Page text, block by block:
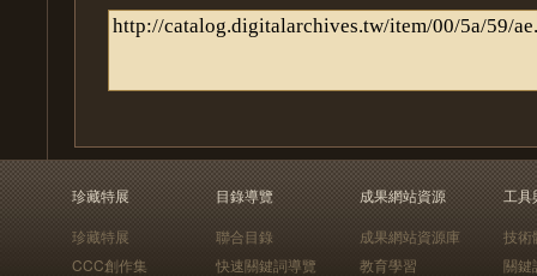
珍藏特展
珍藏特展
CCC創作集
目錄導覽
聯合目錄
快速關鍵詞導覽
成果網站資源
成果網站資源庫
教育學習
工具
技術
關鍵